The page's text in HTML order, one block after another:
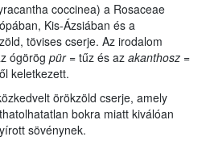
coccinea) a Rosaceae
Kis-Ázsiában és a
tövises cserje. Az irodalom
ógörög pür= tűz és az akanthosz =
keletkezett.
örökzöld cserje, amely
bokra miatt kiválóan
sövénynek.